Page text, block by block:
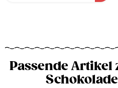
Passende